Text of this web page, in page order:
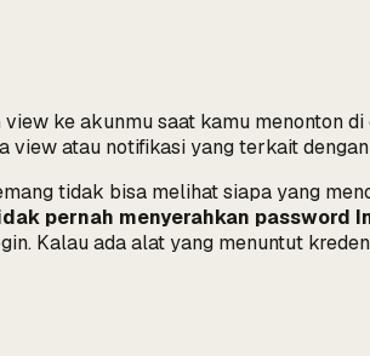
view ke akunmu saat kamu menonton
atau notifikasi yang terkait
tidak bisa melihat siapa yang
pernah menyerahkan password
Kalau ada alat yang menuntut